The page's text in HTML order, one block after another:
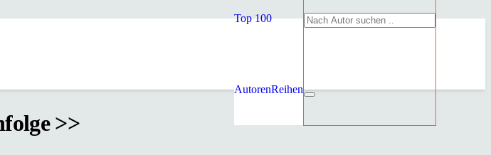
Top 100
AutorenReihen
>>